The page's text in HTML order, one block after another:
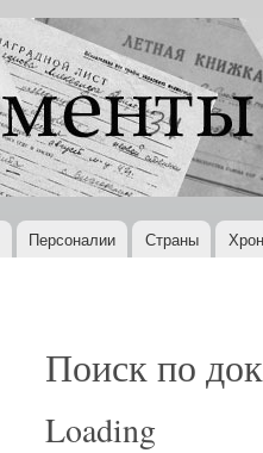
Персоналии Страны
Поиск по
Loading